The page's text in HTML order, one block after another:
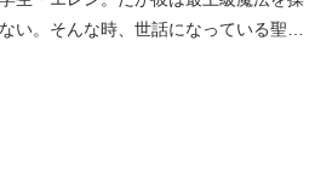
い。そんな時、世話になっている聖